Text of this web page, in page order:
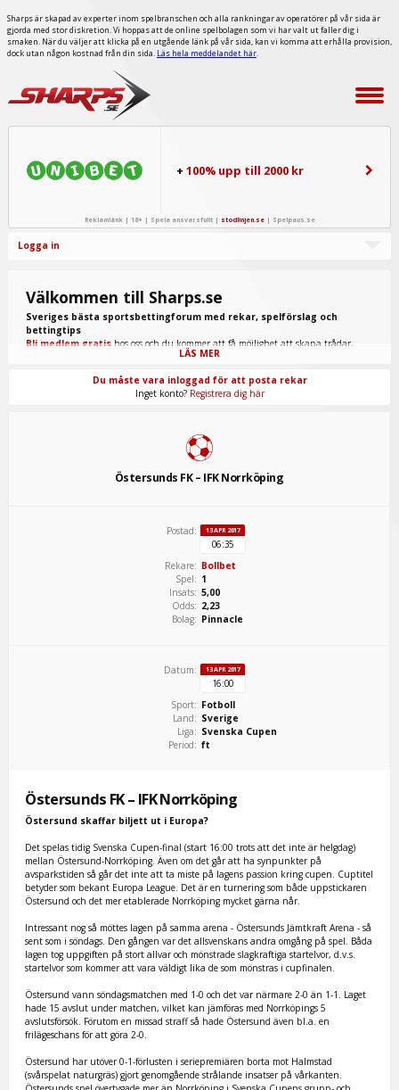
Sharps är skapad av experter inom spelbranschen och alla rankningar av operatörer på vår sida är
gjorda med stor diskretion. Vi hoppas att de online spelbolagen som vi har valt ut faller dig i
smaken. När du väljer att klicka på en utgående länk på vår sida, kan vi komma att erhålla provision,
dock utan någon kostnad från din sida. Läs hela meddelandet här.
+100% upp till 2000 kr
Reklamlänk | 18+ | Spela ansvarsfullt | stodlinjen.se| Spelpaus.se
Logga in
Välkommen till Sharps.se
Sveriges bästa sportsbettingforum med rekar, spelförslag och
bettingtips
Bli medlem gratis hos oss och du kommer att få möjlighet att skapa trådar,
skriva inlägg, ta del av spel från "procappers" och mycket annat.
LÄS MER
Du måste vara inloggad för att posta rekar
Inget konto? Registrera dig här
Östersunds FK – IFK Norrköping
Östersund skaffar biljett ut i Europa?
Det spelas tidig Svenska Cupen-final (start 16:00 trots att det inte är helgdag)
mellan Östersund-Norrköping. Även om det går att ha synpunkter på
avsparkstiden så går det inte att ta miste på lagens passion kring cupen. Cuptitel
betyder som bekant Europa League. Det är en turnering som både uppstickaren
Östersund och det mer etablerade Norrköping mycket gärna når.
Intressant nog så möttes lagen på samma arena - Östersunds Jämtkraft Arena - så
sent som i söndags. Den gången var det allsvenskans andra omgång på spel. Båda
lagen tog uppgiften på stort allvar och mönstrade slagkraftiga startelvor, d.v.s.
startelvor som kommer att vara väldigt lika de som mönstras i cupfinalen.
Östersund vann söndagsmatchen med 1-0 och det var närmare 2-0 än 1-1. Laget
hade 15 avslut under matchen, vilket kan jämföras med Norrköpings 5
avslutsförsök. Förutom en missad straff så hade Östersund även bl.a. en
frilägeschans för att göra 2-0.
Östersund har utöver 0-1-förlusten i seriepremiären borta mot Halmstad
(svårspelat naturgräs) gjort genomgående strålande insatser på vårkanten.
Östersunds FK – IFK Norrköping
Postad: 13 APR 2017
06:35
Rekare: Bollbet
Spel: 1
Insats: 5,00
Odds: 2,23
Bolag: Pinnacle
Datum: 13 APR 2017
16:00
Sport: Fotboll
Land: Sverige
Liga: Svenska Cupen
Period: ft